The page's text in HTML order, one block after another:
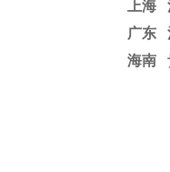
上海
广东
海南